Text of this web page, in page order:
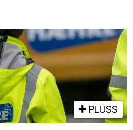
PLUSS